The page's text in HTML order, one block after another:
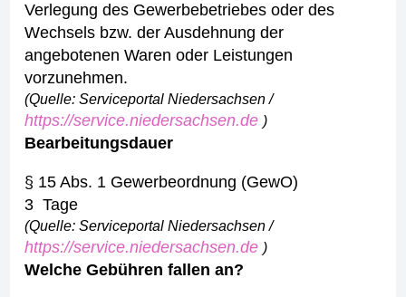
Verlegung des Gewerbebetriebes oder des
Wechsels bzw. der Ausdehnung der
angebotenen Waren oder Leistungen
vorzunehmen.
(Quelle: Serviceportal Niedersachsen /
https://service.niedersachsen.de )
Bearbeitungsdauer
§ 15 Abs. 1 Gewerbeordnung (GewO)
3 Tage
(Quelle: Serviceportal Niedersachsen /
https://service.niedersachsen.de )
Welche Gebühren fallen an?